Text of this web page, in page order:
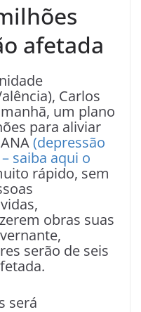
afetada
Carlos
um plano
para aliviar
(depressão
saiba aqui o
rápido, sem
obras suas
serão de seis
será